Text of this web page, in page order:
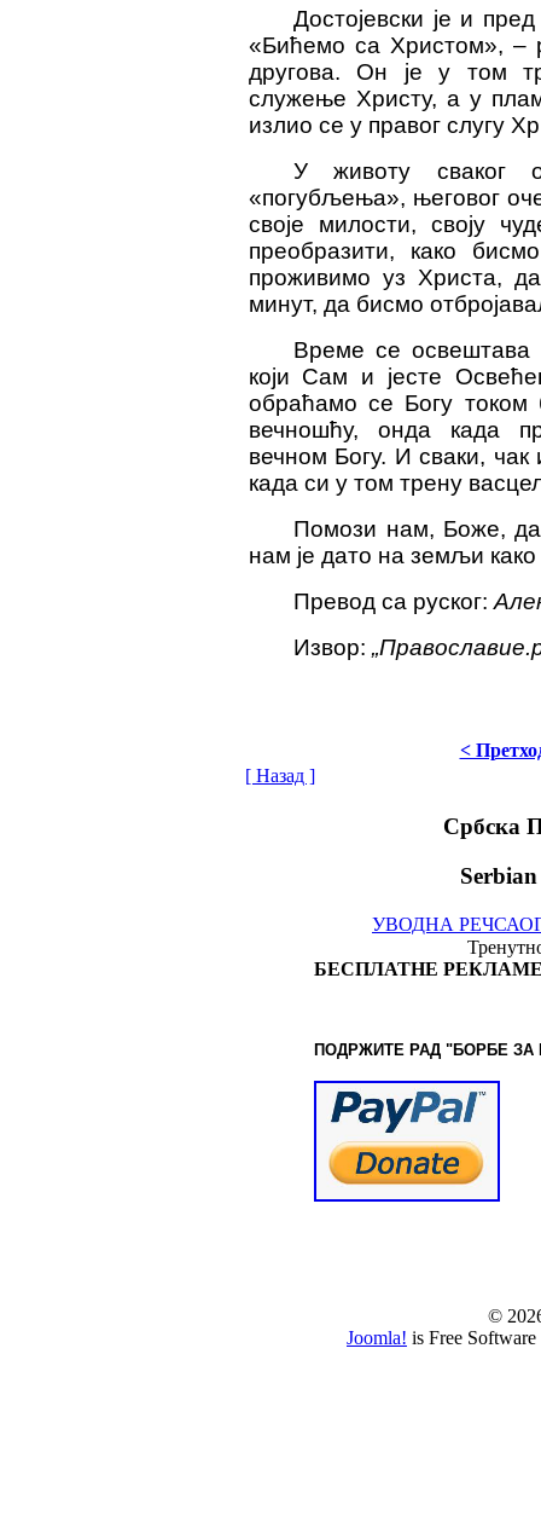
Достојевски је и
«Бићемо са Христом», –
другова. Он је у том
служење Христу, а у
излио се у правог слугу
У животу сваког
«погубљења», његовог
своје милости, своју
преобразити, како
проживимо уз Христа,
минут, да бисмо
Време се освештава
који Сам и јесте
обраћамо се Богу
вечношћу, онда када
вечном Богу. И сваки, чак
када си у том трену
Помози нам, Боже, да
нам је дато на земљи
Превод са руског:
Извор:
<
[ Назад ]
Србска
УВОДНА РЕЧ
БЕСПЛАТНЕ
ПОДРЖИТЕ РАД "БОРБЕ ЗА
©
Joomla! is Free